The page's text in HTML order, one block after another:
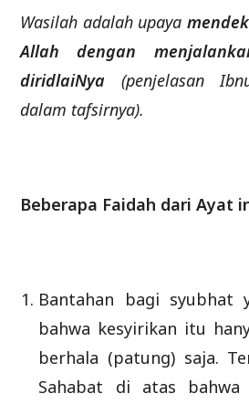
Wasilah adalah upaya
Allah dengan
diridlaiNya (penjelasan
dalam tafsirnya).
Beberapa Faidah dari Ayat
Bantahan bagi syubhat
bahwa kesyirikan itu
berhala (patung) saja.
Sahabat di atas bahwa